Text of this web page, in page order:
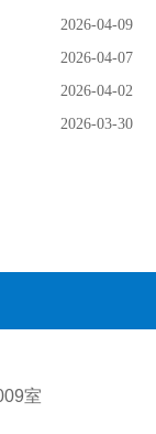
2026-04-09
2026-04-07
2026-04-02
2026-03-30
室